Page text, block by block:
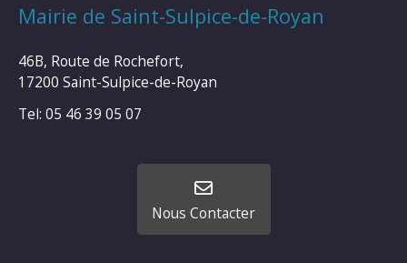
Mairie de Saint-Sulpice-de-Royan
46B, Route de Rochefort,
17200 Saint-Sulpice-de-Royan
Tel: 05 46 39 05 07
Nous Contacter